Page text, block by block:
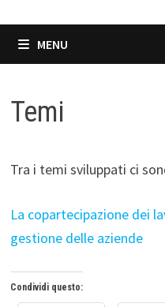
MENU
Temi
Tra i temi sviluppati ci
La copartecipazione dei
gestione delle aziende
Condividi questo: